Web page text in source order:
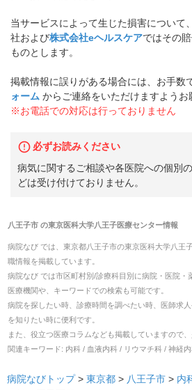
当サービスによって生じた損害について
社および株式会社eヘルスケアではその
ものとします。
掲載情報に誤りがある場合には、お手数
ォーム からご連絡をいただけますようお
※お電話での対応は行っておりません
必ずお読みください
病気に関するご相談や各医院への個別
どは受け付けておりません。
八王子市の東京医科大学八王子医療センター情報
病院なび では、 東京都八王子市の東京医科大学八王
職情報を掲載しています。
病院なび では市区町村別/診療科目別に病院・医院・
医療機関や、キーワードでの検索も可能です。
病院を探したい時、診療時間を調べたい時、医師求
を知りたい時に便利です。
また、役立つ医療コラムなども掲載していますので
関連キーワード: 内科 / 血液内科 / リウマチ科 / 神経
病院なびトップ > 東京都 > 八王子市 > 内